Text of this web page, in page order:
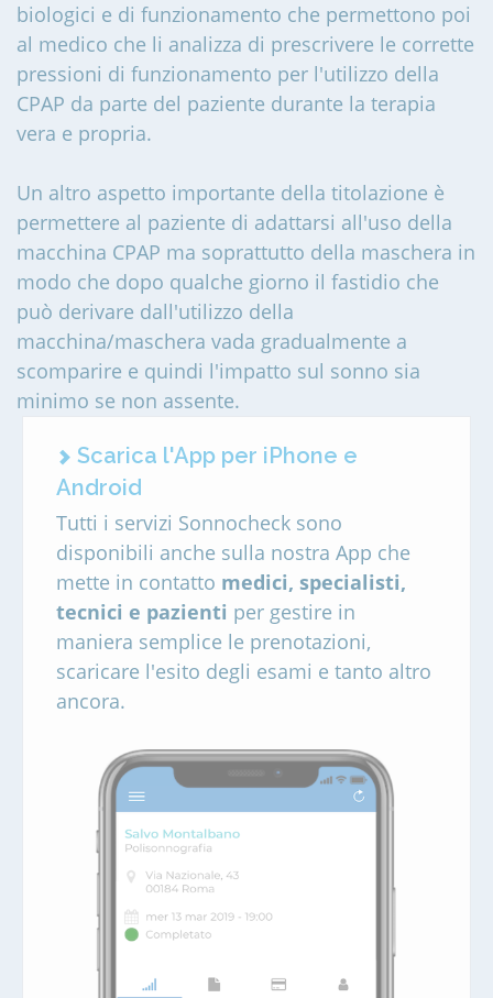
biologici e di funzionamento che permettono poi
al medico che li analizza di prescrivere le corrette
pressioni di funzionamento per l'utilizzo della
CPAP da parte del paziente durante la terapia
vera e propria.
Un altro aspetto importante della titolazione è
permettere al paziente di adattarsi all'uso della
macchina CPAP ma soprattutto della maschera in
modo che dopo qualche giorno il fastidio che
può derivare dall'utilizzo della
macchina/maschera vada gradualmente a
scomparire e quindi l'impatto sul sonno sia
minimo se non assente.
Scarica l'App per iPhone e
Android
Tutti i servizi Sonnocheck sono
disponibili anche sulla nostra App che
mette in contatto medici, specialisti,
tecnici e pazienti per gestire in
maniera semplice le prenotazioni,
scaricare l'esito degli esami e tanto altro
ancora.